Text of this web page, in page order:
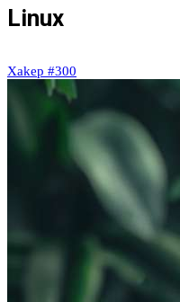
Linux
Xakep #300